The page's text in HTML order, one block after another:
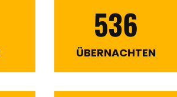
536
ÜBERNACHTEN